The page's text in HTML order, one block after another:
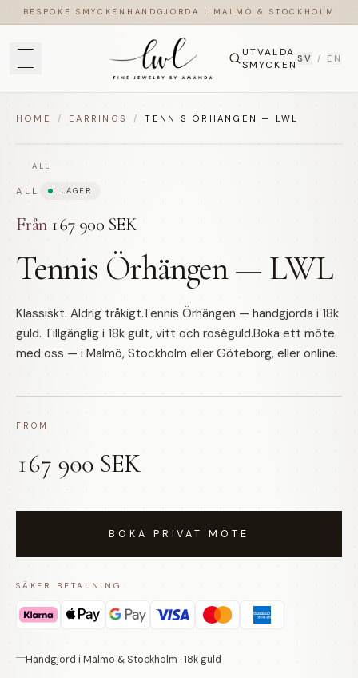
BESPOKE SMYCKEN HANDGJORDA I MALMÖ & STOCKHOLM
UTVALDA
SMYCKEN SV / EN
HOME / EARRINGS / TENNIS ÖRHÄNGEN — LWL
ALL
ALL I LAGER
Från 167 900 SEK
Tennis Örhängen — LWL
Klassiskt. Aldrig tråkigt.Tennis Örhängen — handgjorda i 18k
guld. Tillgänglig i 18k gult, vitt och roséguld.Boka ett möte
med oss — i Malmö, Stockholm eller Göteborg, eller online.
FROM
167 900 SEK
BOKA PRIVAT MÖTE
SÄKER BETALNING
Handgjord i Malmö & Stockholm · 18k guld